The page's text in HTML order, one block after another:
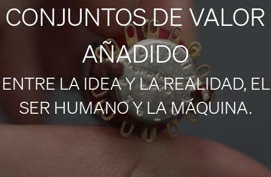
CONJUNTOS DE VALOR
AÑADIDO
ENTRE LA IDEA Y LA REALIDAD, EL
SER HUMANO Y LA MÁQUINA.